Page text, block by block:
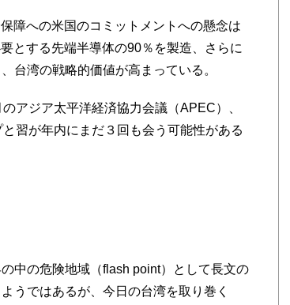
障への米国のコミットメントへの懸念は
とする先端半導体の90％を製造、さらに
台湾の戦略的価値が高まっている。
アジア太平洋経済協力会議（APEC）、
習が年内にまだ３回も会う可能性がある
中の危険地域（flash point）として長文の
うではあるが、今日の台湾を取り巻く